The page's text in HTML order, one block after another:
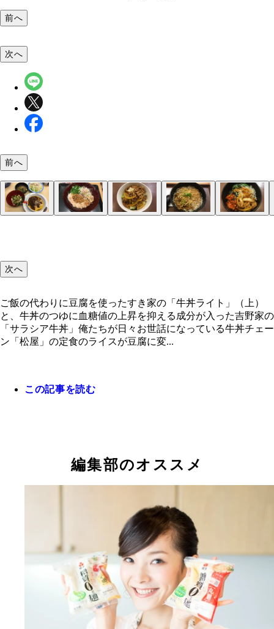
前へ
った吉野家の「サラシア牛丼」
次へ
前へ
次へ
ご飯の代わりに豆腐を使ったすき家の「牛丼ライト」（上）
と、牛丼のつゆに血糖値の上昇を抑える成分が入った吉野家の
「サラシア牛丼」俺たちが日々お世話になっている牛丼チェー
ン「松屋」の定食のライスが豆腐に変...
この記事を読む
編集部のオススメ